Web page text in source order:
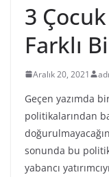
3
Farklı
Aralık 20, 2021
Geçen yazımda
politikalarından
sonunda bu
yabancı